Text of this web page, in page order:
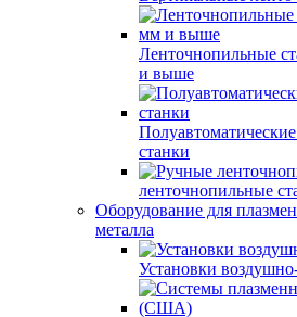
Ленточнопильные
и выше
станки
ленточнопильные
Оборудование для
металла
Установки